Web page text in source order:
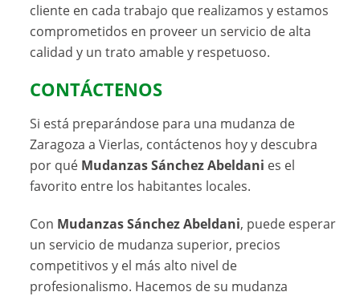
cliente en cada trabajo que realizamos y estamos
comprometidos en proveer un servicio de alta
calidad y un trato amable y respetuoso.
CONTÁCTENOS
Si está preparándose para una mudanza de
Zaragoza a Vierlas, contáctenos hoy y descubra
por qué Mudanzas Sánchez Abeldani es el
favorito entre los habitantes locales.
Con Mudanzas Sánchez Abeldani, puede esperar
un servicio de mudanza superior, precios
competitivos y el más alto nivel de
profesionalismo. Hacemos de su mudanza